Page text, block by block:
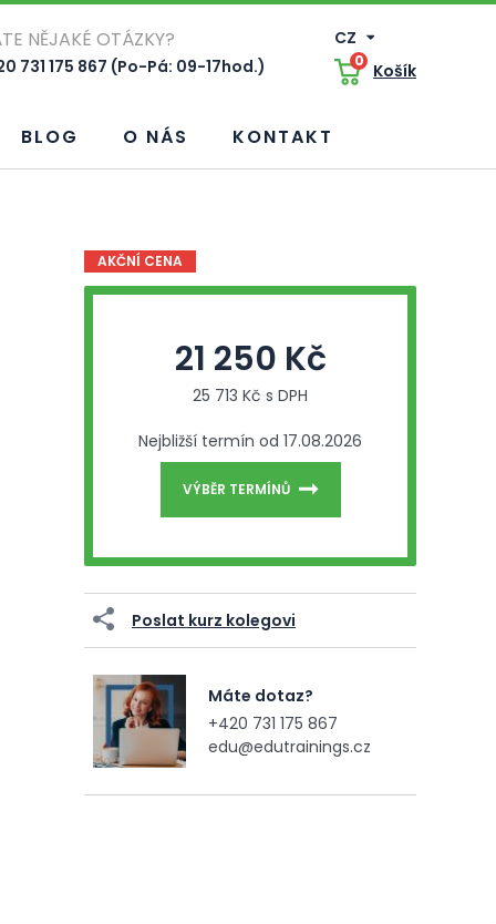
NĚJAKÉ OTÁZKY?
731 175 867 (Po-Pá: 09-17hod.)
CZ
0 Košík
BLOG O NÁS KONTAKT
AKČNÍ CENA
21 250 Kč
25 713 Kč s DPH
Nejbližší termín od 17.08.2026
VÝBĚR TERMÍNŮ
Poslat kurz kolegovi
Máte dotaz?
+420 731 175 867
edu@edutrainings.cz